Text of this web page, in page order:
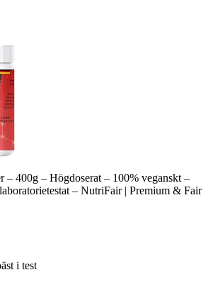
– 400g – Högdoserat – 100% veganskt –
– NutriFair | Premium & Fair
i test